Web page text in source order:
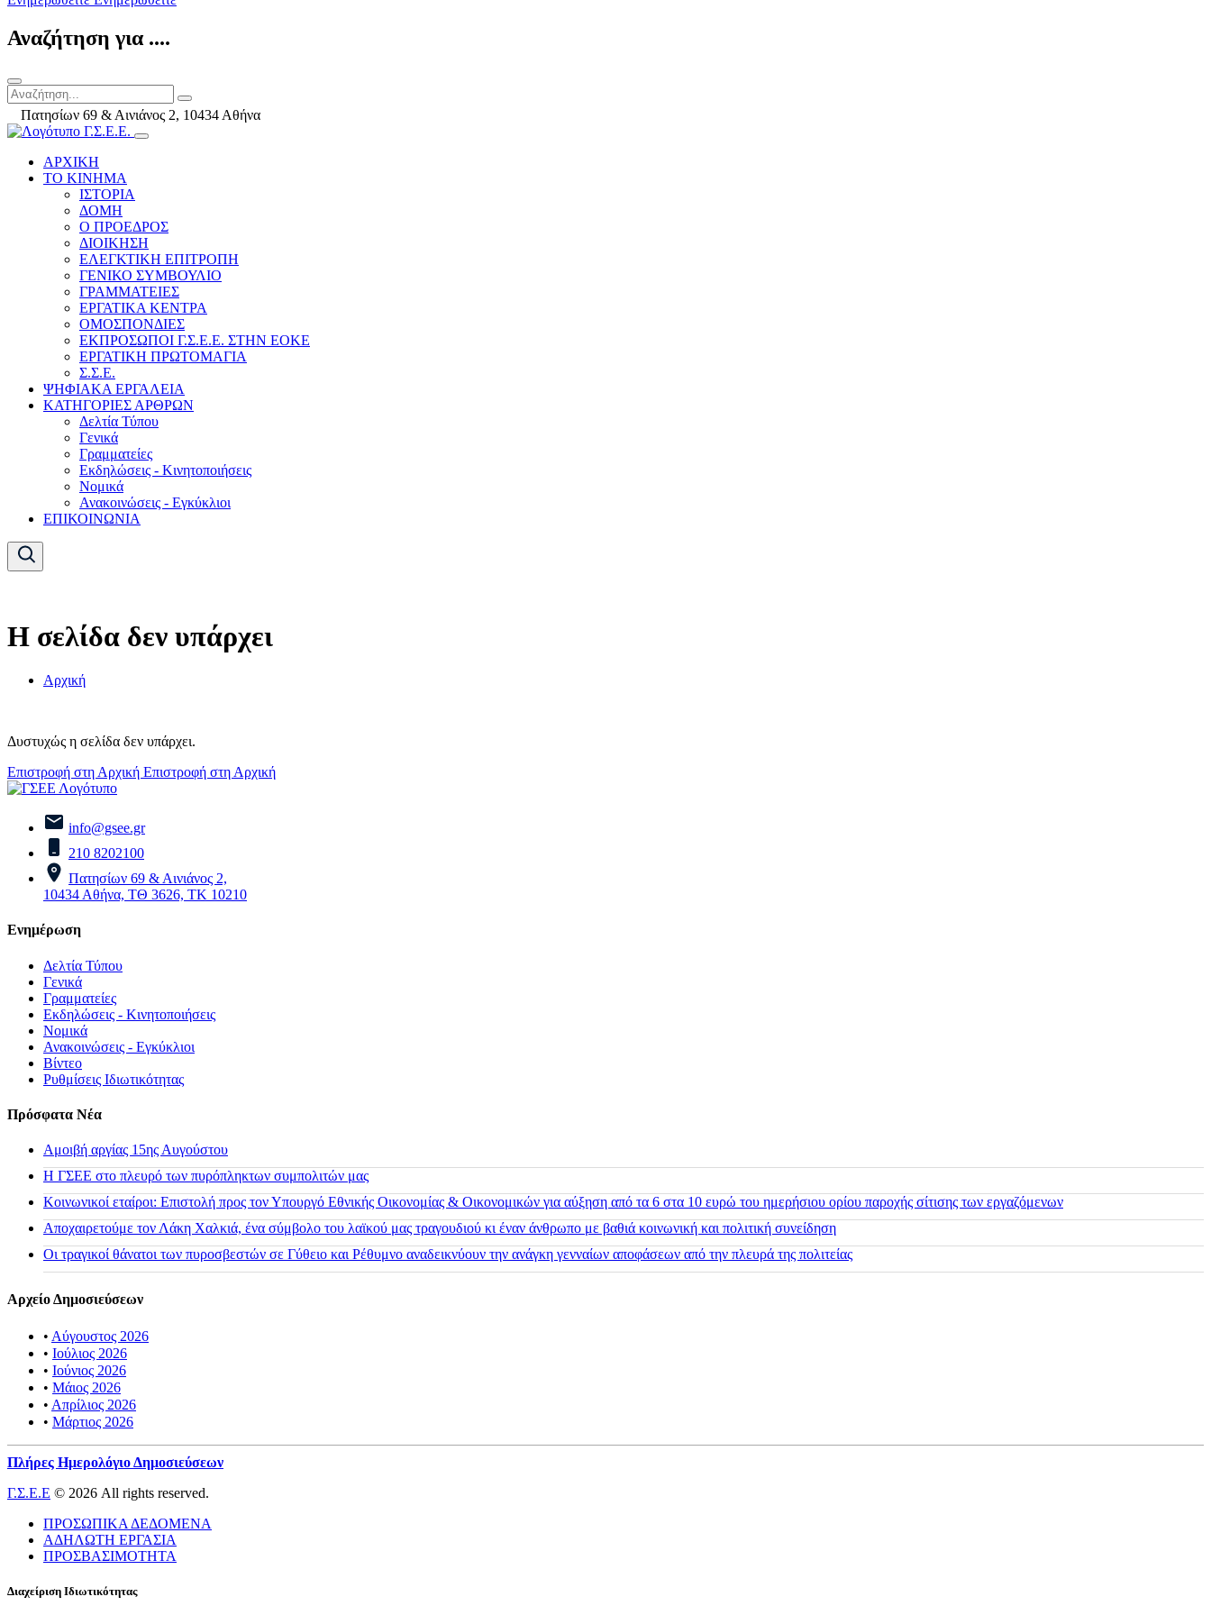
Αναζήτηση για ....
Πατησίων 69 & Αινιάνος 2, 10434 Αθήνα
ΑΡΧΙΚΗ
ΤΟ ΚΙΝΗΜΑ
ΙΣΤΟΡΙΑ
ΔΟΜΗ
Ο ΠΡΟΕΔΡΟΣ
ΔΙΟΙΚΗΣΗ
ΕΛΕΓΚΤΙΚΗ ΕΠΙΤΡΟΠΗ
ΓΕΝΙΚΟ ΣΥΜΒΟΥΛΙΟ
ΓΡΑΜΜΑΤΕΙΕΣ
ΕΡΓΑΤΙΚΑ ΚΕΝΤΡΑ
ΟΜΟΣΠΟΝΔΙΕΣ
ΕΚΠΡΟΣΩΠΟΙ Γ.Σ.Ε.Ε. ΣΤΗΝ ΕΟΚΕ
ΕΡΓΑΤΙΚΗ ΠΡΩΤΟΜΑΓΙΑ
Σ.Σ.Ε.
ΨΗΦΙΑΚΑ ΕΡΓΑΛΕΙΑ
ΚΑΤΗΓΟΡΙΕΣ ΑΡΘΡΩΝ
Δελτία Τύπου
Γενικά
Γραμματείες
Εκδηλώσεις - Κινητοποιήσεις
Νομικά
Ανακοινώσεις - Εγκύκλιοι
ΕΠΙΚΟΙΝΩΝΙΑ
Η σελίδα δεν υπάρχει
Αρχική
Δυστυχώς η σελίδα δεν υπάρχει.
Επιστροφή στη Αρχική Επιστροφή στη Αρχική
info@gsee.gr
210 8202100
Πατησίων 69 & Αινιάνος 2,
10434 Αθήνα, ΤΘ 3626, ΤΚ 10210
Ενημέρωση
Δελτία Τύπου
Γενικά
Γραμματείες
Εκδηλώσεις - Κινητοποιήσεις
Νομικά
Ανακοινώσεις - Εγκύκλιοι
Βίντεο
Ρυθμίσεις Ιδιωτικότητας
Πρόσφατα Νέα
Αμοιβή αργίας 15ης Αυγούστου
H ΓΣΕΕ στο πλευρό των πυρόπληκτων συμπολιτών μας
Κοινωνικοί εταίροι: Επιστολή προς τον Υπουργό Εθνικής Οικονομίας & Οικονομικών για αύξηση από τα 6 στα 10 ευρώ του ημερήσιου ορίου παροχής σίτισης των εργαζόμενων
Αποχαιρετούμε τον Λάκη Χαλκιά, ένα σύμβολο του λαϊκού μας τραγουδιού κι έναν άνθρωπο με βαθιά κοινωνική και πολιτική συνείδηση
Οι τραγικοί θάνατοι των πυροσβεστών σε Γύθειο και Ρέθυμνο αναδεικνύουν την ανάγκη γενναίων αποφάσεων από την πλευρά της πολιτείας
Αρχείο Δημοσιεύσεων
• Αύγουστος 2026
• Ιούλιος 2026
• Ιούνιος 2026
• Μάιος 2026
• Απρίλιος 2026
• Μάρτιος 2026
Πλήρες Ημερολόγιο Δημοσιεύσεων
Γ.Σ.Ε.Ε © 2026 All rights reserved.
ΠΡΟΣΩΠΙΚΑ ΔΕΔΟΜΕΝΑ
ΑΔΗΛΩΤΗ ΕΡΓΑΣΙΑ
ΠΡΟΣΒΑΣΙΜΟΤΗΤΑ
Διαχείριση Ιδιωτικότητας